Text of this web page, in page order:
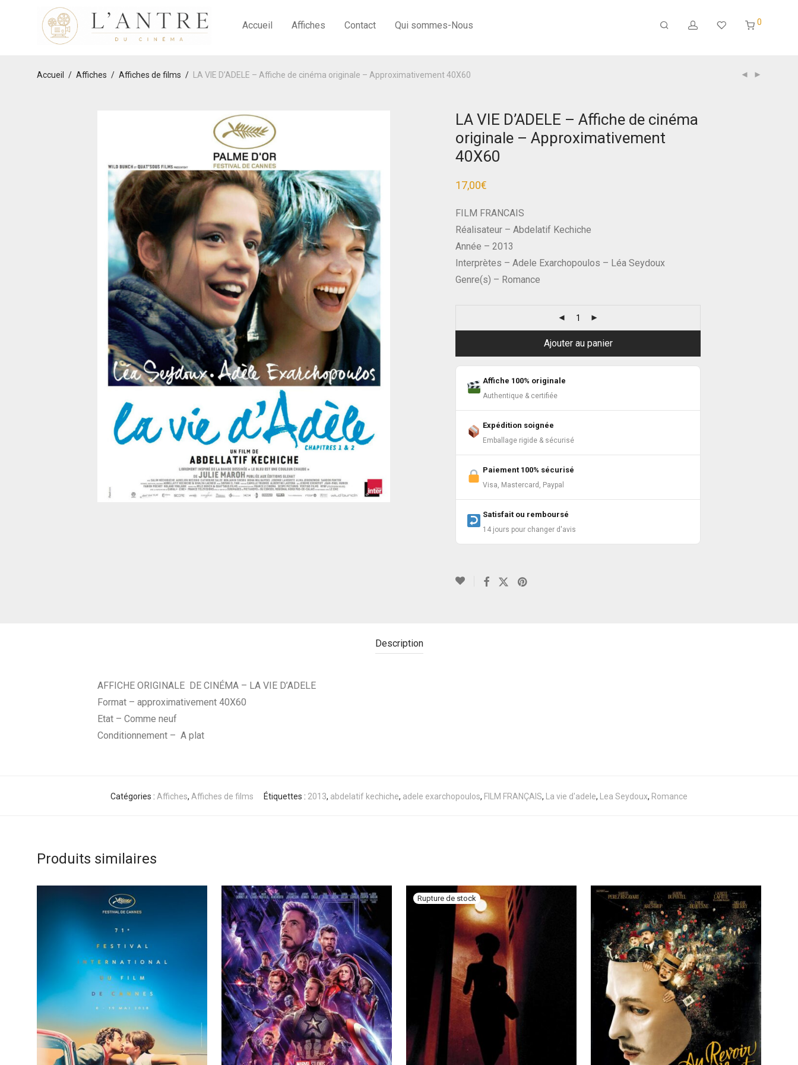
Accueil Affiches Contact Qui sommes-Nous 0
Accueil / Affiches / Affiches de films / LA VIE D’ADELE – Affiche de cinéma originale – Approximativement 40X60
LA VIE D’ADELE – Affiche de cinéma
originale – Approximativement
40X60
17,00€
FILM FRANCAIS
Réalisateur – Abdelatif Kechiche
Année – 2013
Interprètes – Adele Exarchopoulos – Léa Seydoux
Genre(s) – Romance
Ajouter au panier
Affiche 100% originale
Authentique & certifiée
Expédition soignée
Emballage rigide & sécurisé
Paiement 100% sécurisé
Visa, Mastercard, Paypal
Satisfait ou remboursé
14 jours pour changer d'avis
Description
AFFICHE ORIGINALE DE CINÉMA – LA VIE D’ADELE
Format – approximativement 40X60
Etat – Comme neuf
Conditionnement – A plat
Catégories : Affiches, Affiches de films Étiquettes : 2013, abdelatif kechiche, adele exarchopoulos, FILM FRANÇAIS, La vie d'adele, Lea Seydoux, Romance
Produits similaires